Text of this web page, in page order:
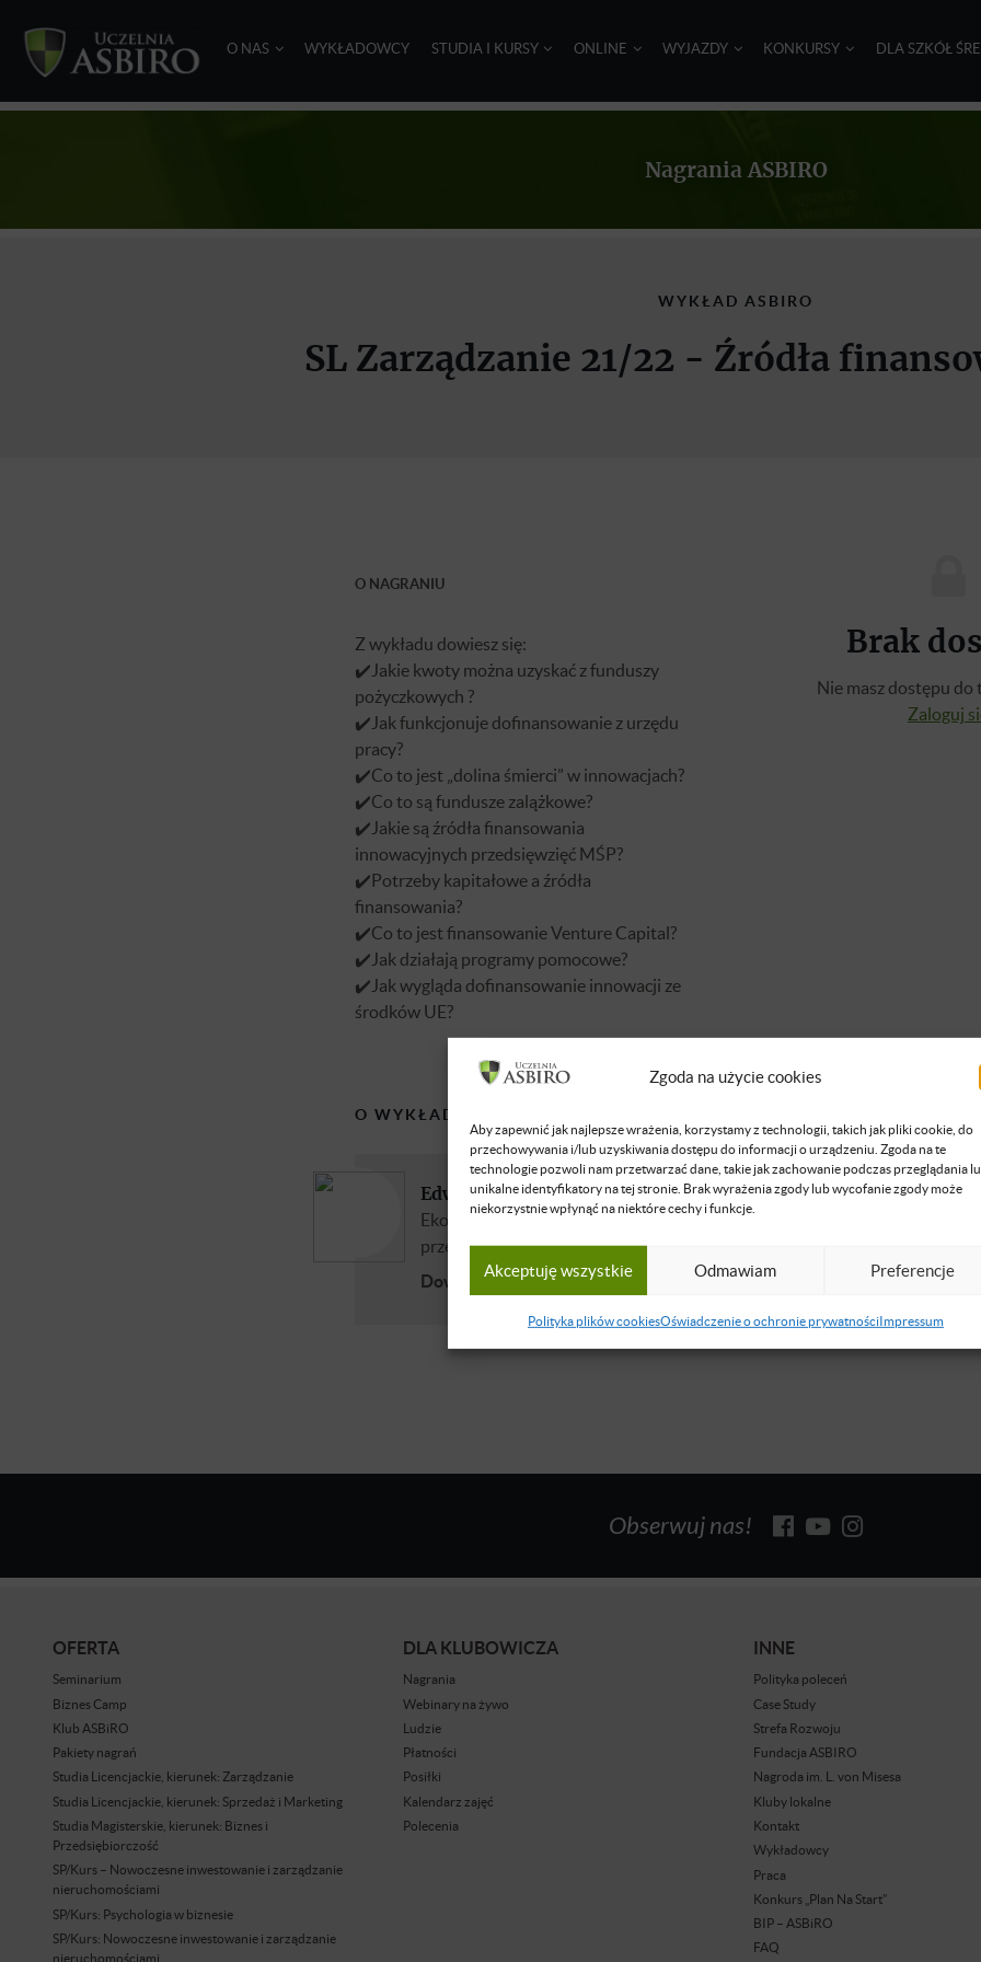
Zgoda na użycie cookies
Aby zapewnić jak najlepsze wrażenia, korzystamy z technologii, takich jak pliki cookie, do
przechowywania i/lub uzyskiwania dostępu do informacji o urządzeniu. Zgoda na te
technologie pozwoli nam przetwarzać dane, takie jak zachowanie podczas przeglądania
unikalne identyfikatory na tej stronie. Brak wyrażenia zgody lub wycofanie zgody może
niekorzystnie wpłynąć na niektóre cechy i funkcje.
Akceptuję wszystkie Odmawiam Preferencje
Polityka plików cookiesOświadczenie o ochronie prywatnościImpressum
O NAS WYKŁADOWCY STUDIA I KURSY ONLINE WYJAZDY KONKURSY DLA SZKÓŁ
Nagrania ASBIRO
WYKŁAD ASBIRO
SL Zarządzanie 21/22 - Źródła
O NAGRANIU
Z wykładu dowiesz się:
✔️Jakie kwoty można uzyskać z funduszy
pożyczkowych ?
✔️Jak funkcjonuje dofinansowanie z urzędu
pracy?
✔️Co to jest „dolina śmierci” w innowacjach?
✔️Co to są fundusze zalążkowe?
✔️Jakie są źródła finansowania
innowacyjnych przedsięwzięć MŚP?
✔️Potrzeby kapitałowe a źródła
finansowania?
✔️Co to jest finansowanie Venture Capital?
✔️Jak działają programy pomocowe?
✔️Jak wygląda dofinansowanie innowacji ze
środków UE?
Brak
Nie masz dostępu do
Zaloguj
O WYKŁADOWCY
Edward Stawasz
Ekonomika i zarządzanie małymi firmami, ekonomika innowacji,
przedsiębiorczość, zarządzanie innowacjami, komercjalizacja technologii.
Dowiedz się więcej
Obserwuj nas!
OFERTA
Seminarium
Biznes Camp
Klub ASBiRO
Pakiety nagrań
Studia Licencjackie, kierunek: Zarządzanie
Studia Licencjackie, kierunek: Sprzedaż i Marketing
Studia Magisterskie, kierunek: Biznes i
Przedsiębiorczość
SP/Kurs – Nowoczesne inwestowanie i zarządzanie
nieruchomościami
SP/Kurs: Psychologia w biznesie
SP/Kurs: Nowoczesne inwestowanie i zarządzanie
nieruchomościami
DLA KLUBOWICZA
Nagrania
Webinary na żywo
Ludzie
Płatności
Posiłki
Kalendarz zajęć
Polecenia
INNE
Polityka poleceń
Case Study
Strefa Rozwoju
Fundacja ASBIRO
Nagroda im. L. von Misesa
Kluby lokalne
Kontakt
Wykładowcy
Praca
Konkurs „Plan Na Start”
BIP – ASBiRO
FAQ